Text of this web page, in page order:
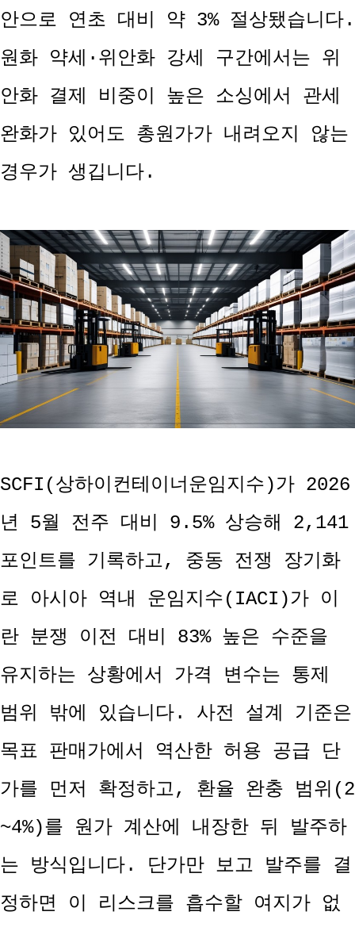
안으로 연초 대비 약 3% 절상됐습니다.
원화 약세·위안화 강세 구간에서는 위
안화 결제 비중이 높은 소싱에서 관세
완화가 있어도 총원가가 내려오지 않는
경우가 생깁니다.
SCFI(상하이컨테이너운임지수)가 2026
년 5월 전주 대비 9.5% 상승해 2,141
포인트를 기록하고, 중동 전쟁 장기화
로 아시아 역내 운임지수(IACI)가 이
란 분쟁 이전 대비 83% 높은 수준을
유지하는 상황에서 가격 변수는 통제
범위 밖에 있습니다. 사전 설계 기준은
목표 판매가에서 역산한 허용 공급 단
가를 먼저 확정하고, 환율 완충 범위(2
~4%)를 원가 계산에 내장한 뒤 발주하
는 방식입니다. 단가만 보고 발주를 결
정하면 이 리스크를 흡수할 여지가 없